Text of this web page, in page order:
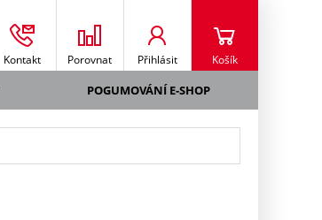
Kontakt Porovnat Přihlásit Košík
POGUMOVÁNÍ E-SHOP